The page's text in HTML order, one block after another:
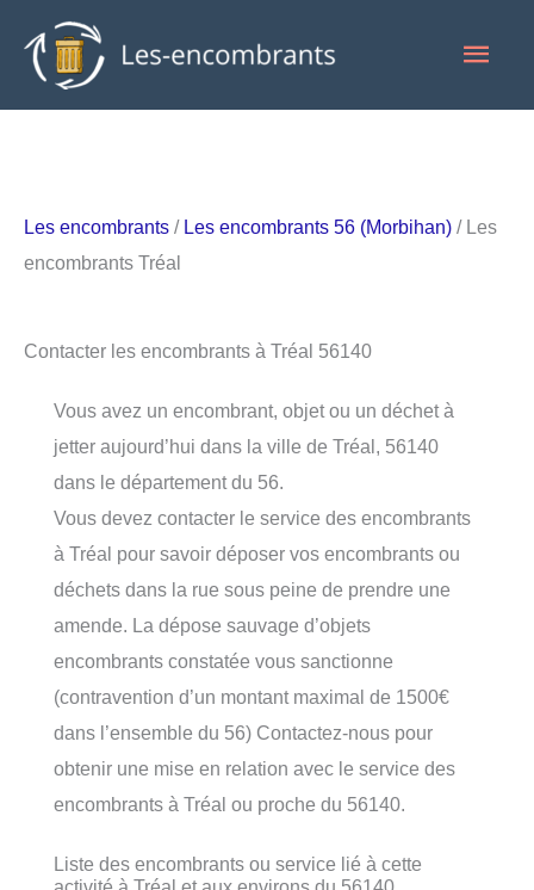
contenu
Les encombrants / Les encombrants 56 (Morbihan) / Les
encombrants Tréal
Contacter les encombrants à Tréal 56140
Vous avez un encombrant, objet ou un déchet à
jetter aujourd’hui dans la ville de Tréal, 56140
dans le département du 56.
Vous devez contacter le service des encombrants
à Tréal pour savoir déposer vos encombrants ou
déchets dans la rue sous peine de prendre une
amende. La dépose sauvage d’objets
encombrants constatée vous sanctionne
(contravention d’un montant maximal de 1500€
dans l’ensemble du 56) Contactez-nous pour
obtenir une mise en relation avec le service des
encombrants à Tréal ou proche du 56140.
Liste des encombrants ou service lié à cette